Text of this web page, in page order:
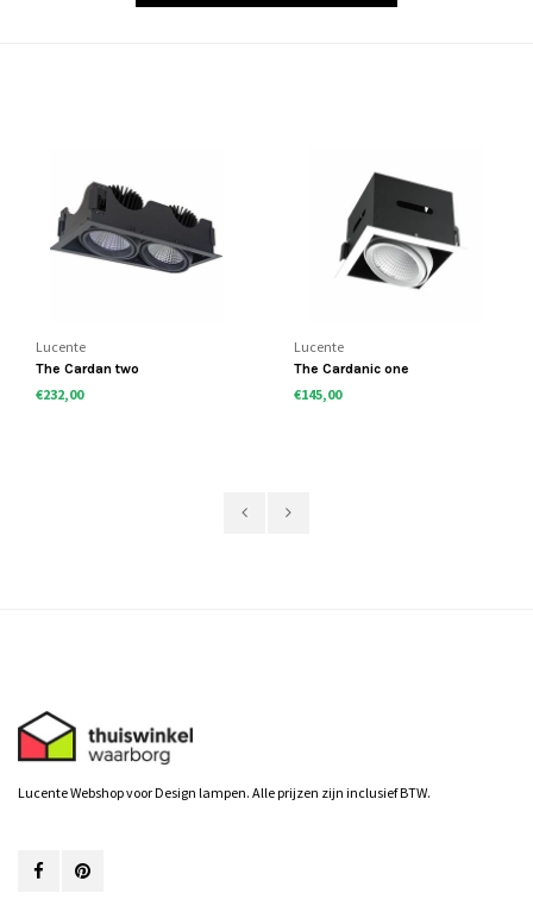
Lucente
The Cardan two
€232,00
Lucente
The Cardanic one
€145,00
Lucente Webshop voor Design lampen. Alle prijzen zijn inclusief BTW.